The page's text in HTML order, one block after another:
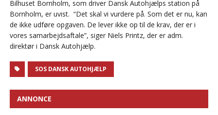
Bilhuset Bornholm, som driver Dansk Autohjælps station på
Bornholm, er uvist. “Det skal vi vurdere på. Som det er nu, kan
de ikke udføre opgaven. De lever ikke op til de krav, der er i
vores samarbejdsaftale”, siger Niels Printz, der er adm.
direktør i Dansk Autohjælp.
SOS DANSK AUTOHJÆLP
ANNONCE